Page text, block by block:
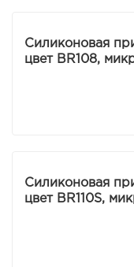
Силиконовая
цвет BR108,
Силиконовая
цвет BR110S,